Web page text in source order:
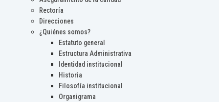
Rectoría
Direcciones
¿Quiénes somos?
Estatuto general
Estructura Administrativa
Identidad institucional
Historia
Filosofía institucional
Organigrama